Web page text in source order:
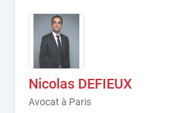
Nicolas DEFIEUX
Avocat à Paris